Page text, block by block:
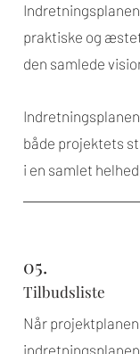
praktiske og
den samlede
både projektets
i en samlet
05.
Tilbudsliste
Når